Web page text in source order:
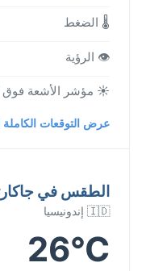
🌡️ الضغط
👁️ الرؤية
☀️ مؤشر الأشعة فوق
عرض التوقعات
الطقس في
🇮🇩 إندونيسيا
26°C